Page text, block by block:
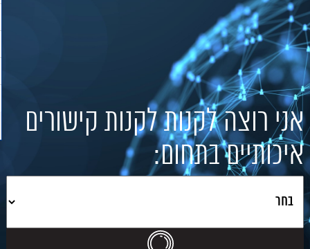
אני רוצה לקנות לקנות קישורים
איכותיים בתחום: